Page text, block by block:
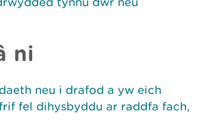
ni
neu i drafod a yw eich
fel dihysbyddu ar raddfa fach,